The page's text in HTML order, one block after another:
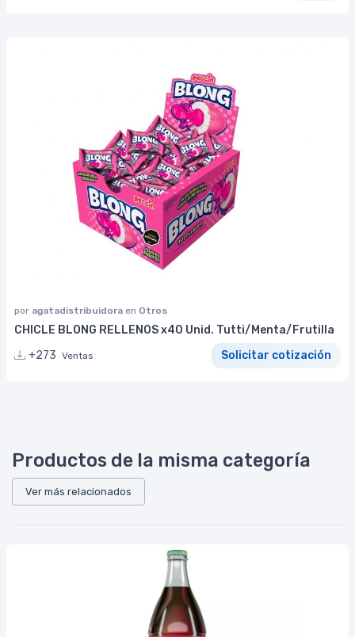
por agatadistribuidora en Otros
CHICLE BLONG RELLENOS x40 Unid. Tutti/Menta/Frutilla
+273 Ventas Solicitar cotización
Productos de la misma categoría
Ver más relacionados